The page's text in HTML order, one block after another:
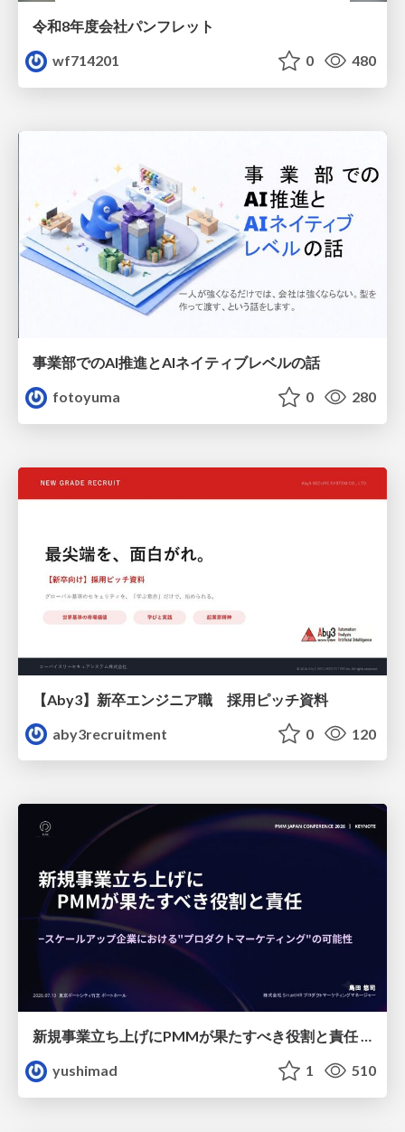
令和8年度会社パンフレット
wf714201
0 480
事業部でのAI推進とAIネイティブレベルの話
fotoyuma
0 280
【Aby3】新卒エンジニア職 採用ピッチ資料
aby3recruitment
0 120
新規事業立ち上げにPMMが果たすべき役割と責任 −スケールアップ企業における"プロダクトマーケティング"の可能性
yushimad
1 510